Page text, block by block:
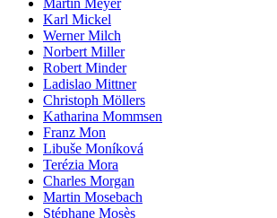
Karl Mickel
Werner Milch
Norbert Miller
Robert Minder
Ladislao Mittner
Christoph Möllers
Katharina Mommsen
Franz Mon
Libuše Moníková
Terézia Mora
Charles Morgan
Martin Mosebach
Stéphane Mosès